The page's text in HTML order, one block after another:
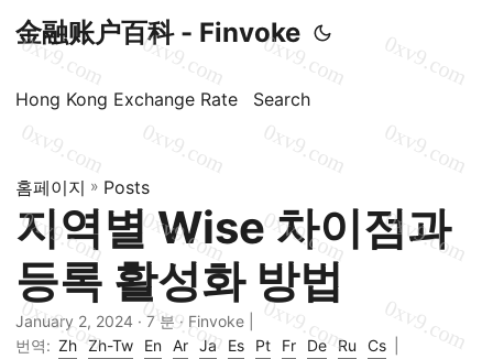
金融账户百科 - Finvoke
Hong Kong Exchange Rate Search
홈페이지 » Posts
지역별 Wise 차이점과
등록 활성화 방법
January 2, 2024 · 7 분 · Finvoke |
번역: Zh Zh-Tw En Ar Ja Es Pt Fr De Ru Cs